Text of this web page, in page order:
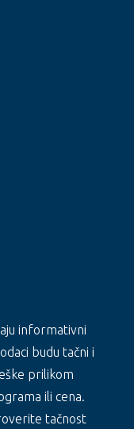
informativni
budu tačni i
prilikom
ili cena.
tačnost